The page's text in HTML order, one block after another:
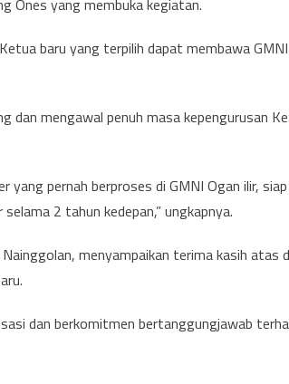
baru yang terpilih dapat membawa
dan mengawal penuh masa kepengurusan
yang pernah berproses di GMNI Ogan ilir,
2 tahun kedepan,” ungkapnya.
menyampaikan terima kasih atas
dan berkomitmen bertanggungjawab